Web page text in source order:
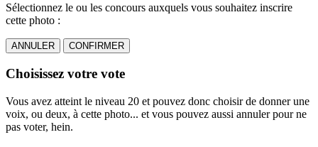
Sélectionnez le ou les concours auxquels vous souhaitez inscrire
cette photo :
ANNULER CONFIRMER
Choisissez votre vote
Vous avez atteint le niveau 20 et pouvez donc choisir de donner une
voix, ou deux, à cette photo... et vous pouvez aussi annuler pour ne
pas voter, hein.